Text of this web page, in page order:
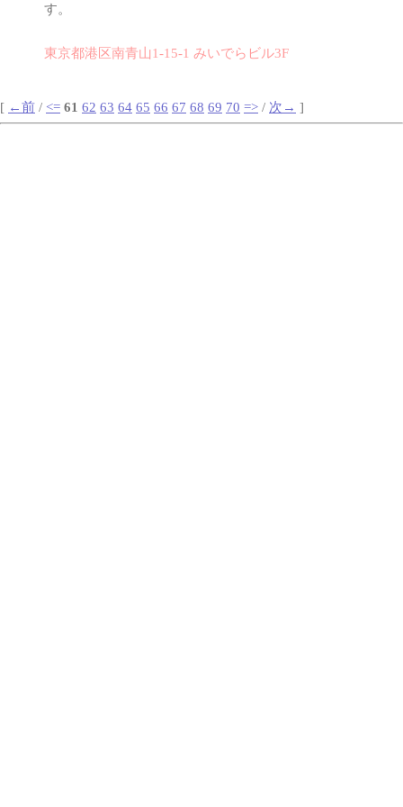
す。
東京都港区南青山1-15-1 みいでらビル3F
[ ←前 / <= 61 62 63 64 65 66 67 68 69 70 => / 次→ ]